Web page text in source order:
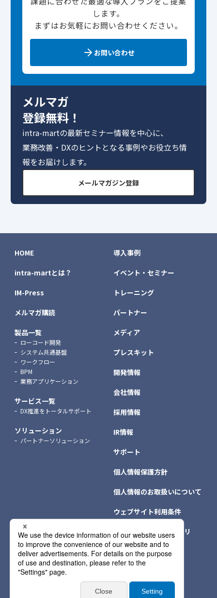
します。
まずはお気軽にお問い合わせください。
お問い合わせ
メルマガ
登録無料！
intra-martの最新セミナー情報を中心に、
業務改善・DXのヒントとなる事例やお役立ち情
報をお届けします。
メールマガジン登録
個人情報保護方針情報 サイトマップ
HOME
intra-martとは？
IM-Press
メルマガ購読
製品一覧
ローコード開発
システム共通基盤
ワークフロー
BPM
業務アプリケーション
サービス一覧
DX推進をトータルサポート
ソリューション
パートナーソリューション
導入事例
イベント・セミナー
トレーニング
パートナー
メディア
プレスキット
開発情報
会社情報
採用情報
IR情報
サポート
個人情報保護方針
個人情報のお取扱いについて
ウェブサイト利用条件
クッキー（Cookie）ポリ
シー